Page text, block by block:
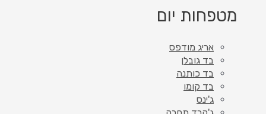
מטפחות יום
אריג מודפס
בד גובלן
בד כותנה
בד קומו
ג'ינס